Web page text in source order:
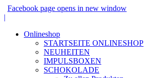
Facebook page opens in new window
|
Onlineshop
STARTSEITE ONLINESHOP
NEUHEITEN
IMPULSBOXEN
SCHOKOLADE